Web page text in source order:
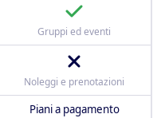
Gruppi ed eventi
Noleggi e prenotazioni
Piani a pagamento